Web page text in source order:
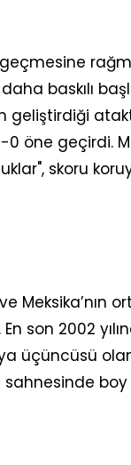
geçmesine
baskılı
geliştirdiği
0 öne geçirdi.
skoru
Meksika’nın
son 2002
üçüncüsü